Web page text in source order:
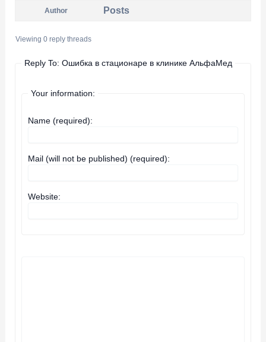
Author Posts
Viewing 0 reply threads
Reply To: Ошибка в стационаре в клинике АльфаМед
Your information:
Name (required):
Mail (will not be published) (required):
Website: